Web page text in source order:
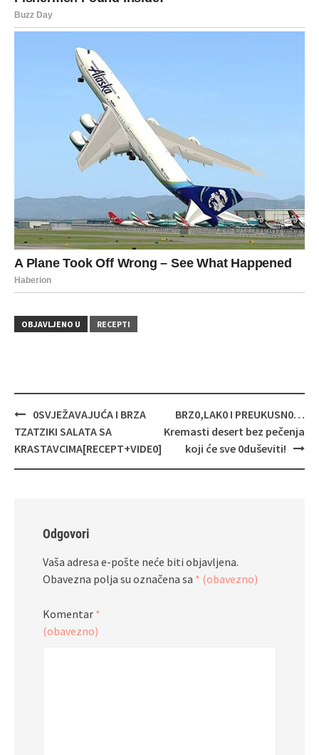
OBJAVLJENO U RECEPTI
Navigacija
objava
0SVJEŽAVAJUĆA I BRZA
TZATZIKI SALATA SA
KRASTAVCIMA[RECEPT+VIDE0]
BRZ0,LAK0 I PREUKUSN0…
Kremasti desert bez pečenja
koji će sve 0duševiti!
Odgovori
Vaša adresa e-pošte neće biti objavljena.
Obavezna polja su označena sa * (obavezno)
Komentar *
(obavezno)